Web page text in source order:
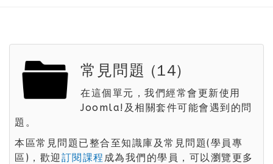
常見問題 (14)
在這個單元，我們經常會更新使用
Joomla!及相關套件可能會遇到的問
題。
本區常見問題已整合至知識庫及常見問題(學員專
區)，歡迎 訂閱課程 成為我們的學員，可以瀏覽更多